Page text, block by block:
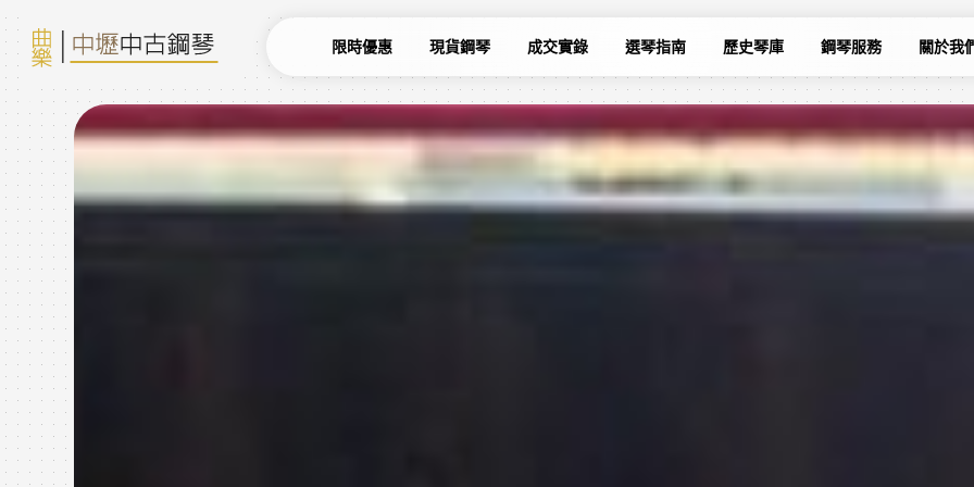
限時優惠 現貨鋼琴 成交實錄 選琴指南 歷史琴庫 鋼琴服務 關於我